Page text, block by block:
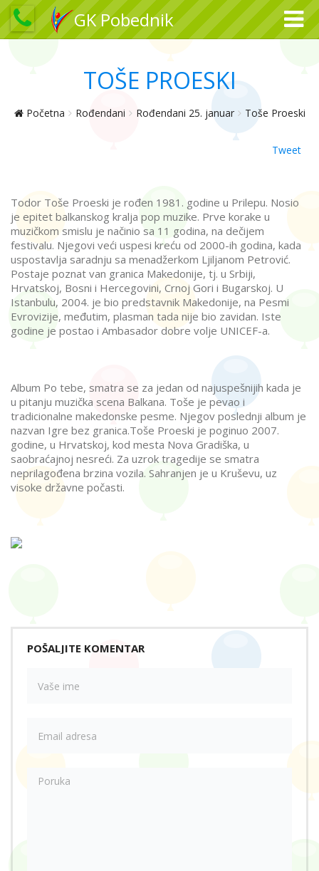
GK Pobednik
TOŠE PROESKI
Početna Rođendani Rođendani 25. januar Toše Proeski
Tweet
Todor Toše Proeski je rođen 1981. godine u Prilepu. Nosio
je epitet balkanskog kralja pop muzike. Prve korake u
muzičkom smislu je načinio sa 11 godina, na dečijem
festivalu. Njegovi veći uspesi kreću od 2000-ih godina, kada
uspostavlja saradnju sa menadžerkom Ljiljanom Petrović.
Postaje poznat van granica Makedonije, tj. u Srbiji,
Hrvatskoj, Bosni i Hercegovini, Crnoj Gori i Bugarskoj. U
Istanbulu, 2004. je bio predstavnik Makedonije, na Pesmi
Evrovizije, međutim, plasman tada nije bio zavidan. Iste
godine je postao i Ambasador dobre volje UNICEF-a.
Album Po tebe, smatra se za jedan od najuspešnijih kada je
u pitanju muzička scena Balkana. Toše je pevao i
tradicionalne makedonske pesme. Njegov poslednji album je
nazvan Igre bez granica.Toše Proeski je poginuo 2007.
godine, u Hrvatskoj, kod mesta Nova Gradiška, u
saobraćajnoj nesreći. Za uzrok tragedije se smatra
neprilagođena brzina vozila. Sahranjen je u Kruševu, uz
visoke državne počasti.
POŠALJITE KOMENTAR